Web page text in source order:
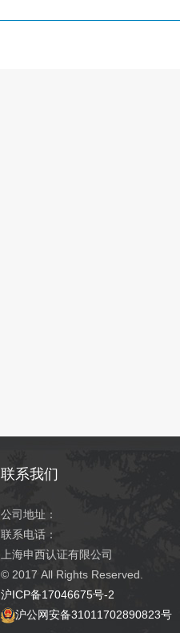
联系我们
公司地址：
联系电话：
上海申西认证有限公司
© 2017 All Rights Reserved.
沪ICP备17046675号-2
沪公网安备31011702890823号